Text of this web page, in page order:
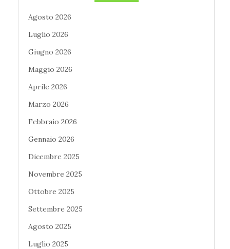
Agosto 2026
Luglio 2026
Giugno 2026
Maggio 2026
Aprile 2026
Marzo 2026
Febbraio 2026
Gennaio 2026
Dicembre 2025
Novembre 2025
Ottobre 2025
Settembre 2025
Agosto 2025
Luglio 2025